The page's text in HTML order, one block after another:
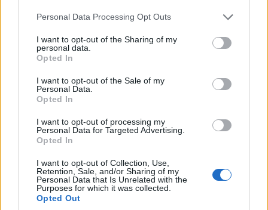
Please note that this website/app uses one or more Google
not limited to your visit or usage behaviour. You may click to
grant or deny consent to Google and its third-party tags to
use your data for below specified purposes in below Google
consent section.
Personal Data Processing Opt Outs
I want to opt-out of the Sharing of my
personal data.
Opted In
I want to opt-out of the Sale of my
Personal Data.
Opted In
I want to opt-out of processing my
Personal Data for Targeted Advertising.
Opted In
I want to opt-out of Collection, Use,
Retention, Sale, and/or Sharing of my
Personal Data that Is Unrelated with the
Purposes for which it was collected.
Opted Out
Az Apple állítólag megoldást talált a németországi jogi
problémák megoldására: a cég átalakított iPhone 7 és
iPhone 8 modelleket bocsát ki, amelyek segítségével
megkerülheti az árusítási tilalmat.
A Qualcomm régóta folytat jogi csatározást az Apple
ellen, és Kínában, illetve Németországban sikerült is
betiltatnia bizonyos iPhone generációk forgalmazását.
Kínában az Apple az iOS frissítésével egyszerűen
megoldotta a problémát, Németországban viszont a
Qualcomm által birtokolt hardverszabványok körül folyt a
vita, itt tehát már nehezebb dolga volt a tilalom
kicselezésével.